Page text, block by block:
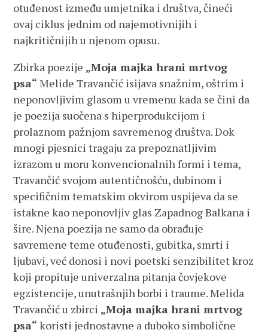
otuđenost između umjetnika i društva, čineći
ovaj ciklus jednim od najemotivnijih i
najkritičnijih u njenom opusu​.
Zbirka poezije „Moja majka hrani mrtvog
psa“Melide Travančić isijava snažnim, oštrim i
neponovljivim glasom u vremenu kada se čini da
je poezija suočena s hiperprodukcijom i
prolaznom pažnjom savremenog društva. Dok
mnogi pjesnici tragaju za prepoznatljivim
izrazom u moru konvencionalnih formi i tema,
Travančić svojom autentičnošću, dubinom i
specifičnim tematskim okvirom uspijeva da se
istakne kao neponovljiv glas Zapadnog Balkana i
šire. Njena poezija ne samo da obrađuje
savremene teme otuđenosti, gubitka, smrti i
ljubavi, već donosi i novi poetski senzibilitet kroz
koji propituje univerzalna pitanja čovjekove
egzistencije, unutrašnjih borbi i traume. Melida
Travančić u zbirci „Moja majka hrani mrtvog
psa“ koristi jednostavne a duboko simbolične